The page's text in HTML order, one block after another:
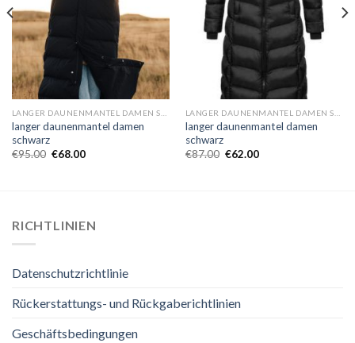
langer daunenmantel damen
schwarz
€95.00 €68.00
langer daunenmantel damen
schwarz
€87.00 €62.00
RICHTLINIEN
Datenschutzrichtlinie
Rückerstattungs- und Rückgaberichtlinien
Geschäftsbedingungen